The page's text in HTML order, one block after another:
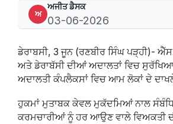
ਅ
ਅਜੀਤ ਡੈਸਕ
03-06-2026
ਡੇਰਾਬਸੀ, 3 ਜੂਨ (ਰਣਬੀਰ ਸਿੰਘ ਪੜ੍ਹੀ)-
ਅਤੇ ਡੇਰਾਬੱਸੀ ਦੀਆਂ ਅਦਾਲਤਾਂ ਵਿਚ
ਅਦਾਲਤੀ ਕੰਪਲੈਕਸਾਂ ਵਿਚ ਆਮ ਲੋਕਾਂ ਦੇ
ਹੁਕਮਾਂ ਮੁਤਾਬਕ ਕੇਵਲ ਮੁਕੱਦਮਿਆਂ ਨਾਲ
ਕਰਮਚਾਰੀਆਂ ਨੂੰ ਹਰ ਆਉਣ ਵਾਲੇ ਵਿਅਕਤੀ